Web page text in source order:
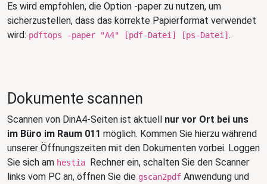
Es wird empfohlen, die Option -paper zu nutzen, um
sicherzustellen, dass das korrekte Papierformat verwendet
wird: pdftops -paper "A4" [pdf-Datei] [ps-Datei] .
Dokumente scannen
Scannen von DinA4-Seiten ist aktuell nur vor Ort bei uns
im Büro im Raum 011 möglich. Kommen Sie hierzu während
unserer Öffnungszeiten mit den Dokumenten vorbei. Loggen
Sie sich am hestia Rechner ein, schalten Sie den Scanner
links vom PC an, öffnen Sie die gscan2pdf Anwendung und